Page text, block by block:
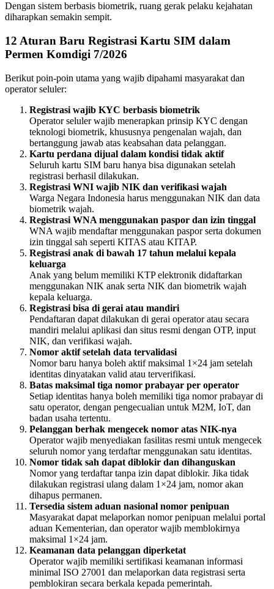
Dengan sistem berbasis biometrik, ruang gerak pelaku kejahatan
diharapkan semakin sempit.
12 Aturan Baru Registrasi Kartu SIM dalam
Permen Komdigi 7/2026
Berikut poin-poin utama yang wajib dipahami masyarakat dan
operator seluler:
Registrasi wajib KYC berbasis biometrik
Operator seluler wajib menerapkan prinsip KYC dengan
teknologi biometrik, khususnya pengenalan wajah, dan
bertanggung jawab atas keabsahan data pelanggan.
Kartu perdana dijual dalam kondisi tidak aktif
Seluruh kartu SIM baru hanya bisa digunakan setelah
registrasi berhasil dilakukan.
Registrasi WNI wajib NIK dan verifikasi wajah
Warga Negara Indonesia harus menggunakan NIK dan data
biometrik wajah.
Registrasi WNA menggunakan paspor dan izin tinggal
WNA wajib mendaftar menggunakan paspor serta dokumen
izin tinggal sah seperti KITAS atau KITAP.
Registrasi anak di bawah 17 tahun melalui kepala
keluarga
Anak yang belum memiliki KTP elektronik didaftarkan
menggunakan NIK anak serta NIK dan biometrik wajah
kepala keluarga.
Registrasi bisa di gerai atau mandiri
Pendaftaran dapat dilakukan di gerai operator atau secara
mandiri melalui aplikasi dan situs resmi dengan OTP, input
NIK, dan verifikasi wajah.
Nomor aktif setelah data tervalidasi
Nomor baru hanya boleh aktif maksimal 1×24 jam setelah
identitas dinyatakan valid atau terverifikasi.
Batas maksimal tiga nomor prabayar per operator
Setiap identitas hanya boleh memiliki tiga nomor prabayar di
satu operator, dengan pengecualian untuk M2M, IoT, dan
badan usaha tertentu.
Pelanggan berhak mengecek nomor atas NIK-nya
Operator wajib menyediakan fasilitas resmi untuk mengecek
seluruh nomor yang terdaftar menggunakan satu identitas.
Nomor tidak sah dapat diblokir dan dihanguskan
Nomor yang terdaftar tanpa izin dapat diblokir. Jika tidak
dilakukan registrasi ulang dalam 1×24 jam, nomor akan
dihapus permanen.
Tersedia sistem aduan nasional nomor penipuan
Masyarakat dapat melaporkan nomor penipuan melalui portal
aduan Kementerian, dan operator wajib memblokirnya
maksimal 1×24 jam.
Keamanan data pelanggan diperketat
Operator wajib memiliki sertifikasi keamanan informasi
minimal ISO 27001 dan melaporkan data registrasi serta
pemblokiran secara berkala kepada pemerintah.